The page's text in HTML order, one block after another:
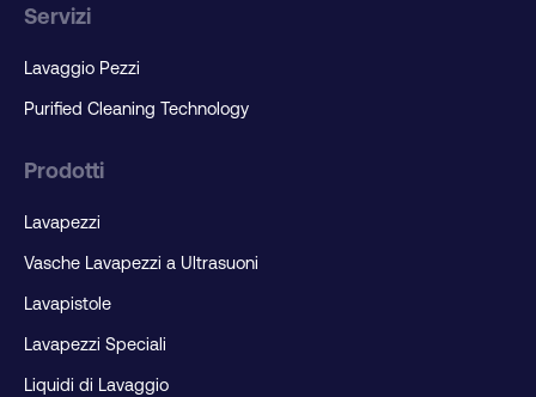
Servizi
Lavaggio Pezzi
Purified Cleaning Technology
Prodotti
Lavapezzi
Vasche Lavapezzi a Ultrasuoni
Lavapistole
Lavapezzi Speciali
Liquidi di Lavaggio